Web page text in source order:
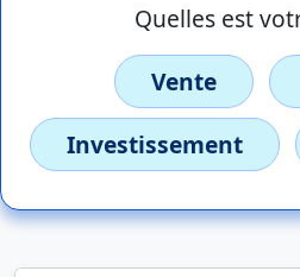
Quelles est
Vente
Investissement